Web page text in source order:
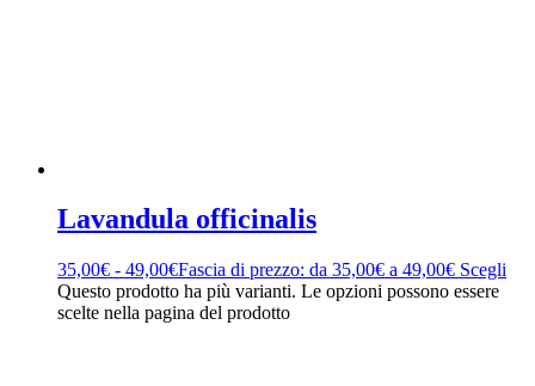
Lavandula officinalis
35,00€ - 49,00€Fascia di prezzo: da 35,00€ a 49,00€ Scegli
Questo prodotto ha più varianti. Le opzioni possono essere
scelte nella pagina del prodotto